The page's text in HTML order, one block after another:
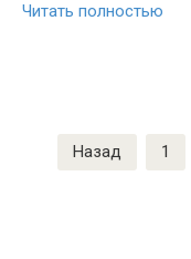
Читать полностью
Пагинация
записей
Назад 1